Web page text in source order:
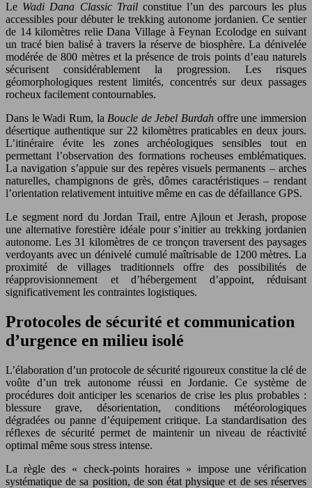
Le Wadi Dana Classic Trailconstitue l’un des parcours les plus
accessibles pour débuter le trekking autonome jordanien. Ce sentier
de 14 kilomètres relie Dana Village à Feynan Ecolodge en suivant
un tracé bien balisé à travers la réserve de biosphère. La dénivelée
modérée de 800 mètres et la présence de trois points d’eau naturels
sécurisent considérablement la progression. Les risques
géomorphologiques restent limités, concentrés sur deux passages
rocheux facilement contournables.
Dans le Wadi Rum, la Boucle de Jebel Burdah offre une immersion
désertique authentique sur 22 kilomètres praticables en deux jours.
L’itinéraire évite les zones archéologiques sensibles tout en
permettant l’observation des formations rocheuses emblématiques.
La navigation s’appuie sur des repères visuels permanents – arches
naturelles, champignons de grès, dômes caractéristiques – rendant
l’orientation relativement intuitive même en cas de défaillance GPS.
Le segment nord du Jordan Trail, entre Ajloun et Jerash, propose
une alternative forestière idéale pour s’initier au trekking jordanien
autonome. Les 31 kilomètres de ce tronçon traversent des paysages
verdoyants avec un dénivelé cumulé maîtrisable de 1200 mètres. La
proximité de villages traditionnels offre des possibilités de
réapprovisionnement et d’hébergement d’appoint, réduisant
significativement les contraintes logistiques.
Protocoles de sécurité et communication
d’urgence en milieu isolé
L’élaboration d’un protocole de sécurité rigoureux constitue la clé de
voûte d’un trek autonome réussi en Jordanie. Ce système de
procédures doit anticiper les scenarios de crise les plus probables :
blessure grave, désorientation, conditions météorologiques
dégradées ou panne d’équipement critique. La standardisation des
réflexes de sécurité permet de maintenir un niveau de réactivité
optimal même sous stress intense.
La règle des « check-points horaires » impose une vérification
systématique de sa position, de son état physique et de ses réserves